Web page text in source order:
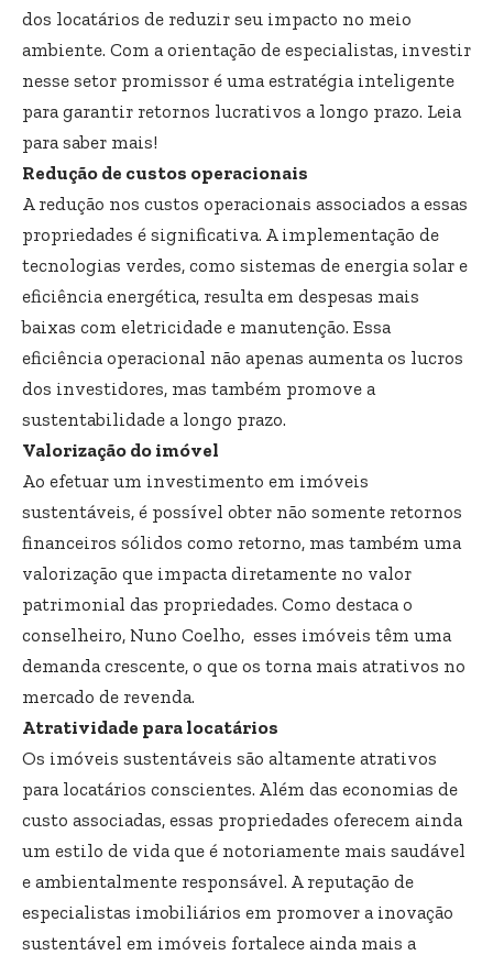
dos locatários de reduzir seu impacto no meio
ambiente. Com a orientação de especialistas, investir
nesse setor promissor é uma estratégia inteligente
para garantir retornos lucrativos a longo prazo. Leia
para saber mais!
Redução de custos operacionais
A redução nos custos operacionais associados a essas
propriedades é significativa. A implementação de
tecnologias verdes, como sistemas de energia solar e
eficiência energética, resulta em despesas mais
baixas com eletricidade e manutenção. Essa
eficiência operacional não apenas aumenta os lucros
dos investidores, mas também promove a
sustentabilidade a longo prazo.
Valorização do imóvel
Ao efetuar um investimento em imóveis
sustentáveis, é possível obter não somente retornos
financeiros sólidos como retorno, mas também uma
valorização que impacta diretamente no valor
patrimonial das propriedades. Como destaca o
conselheiro, Nuno Coelho, esses imóveis têm uma
demanda crescente, o que os torna mais atrativos no
mercado de revenda.
Atratividade para locatários
Os imóveis sustentáveis são altamente atrativos
para locatários conscientes. Além das economias de
custo associadas, essas propriedades oferecem ainda
um estilo de vida que é notoriamente mais saudável
e ambientalmente responsável. A reputação de
especialistas imobiliários em promover a inovação
sustentável em imóveis fortalece ainda mais a